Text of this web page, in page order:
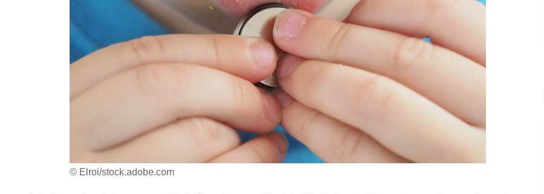
© Elroi/stock.adobe.com